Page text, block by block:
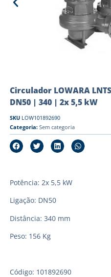
Circulador LOWARA
DN50 | 340 | 2x 5,5 kW
SKU LOW101892690
Categoria: Sem categoria
Potência: 2x 5,5 kW
Ligação: DN50
Distância: 340 mm
Peso: 156 Kg
Código: 101892690